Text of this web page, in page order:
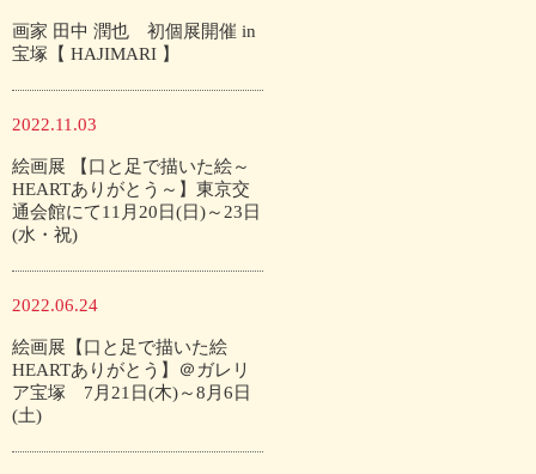
画家 田中 潤也 初個展開催 in
宝塚【 HAJIMARI 】
2022.11.03
絵画展 【口と足で描いた絵～
HEARTありがとう～】東京交
通会館にて11月20日(日)～23日
(水・祝)
2022.06.24
絵画展【口と足で描いた絵
HEARTありがとう】＠ガレリ
ア宝塚 7月21日(木)～8月6日
(土)